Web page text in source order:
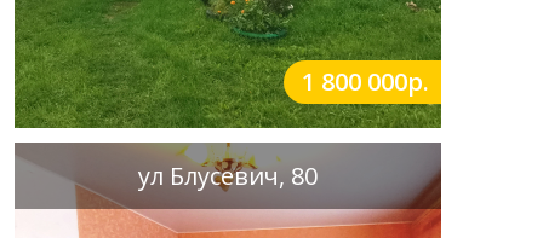
1 800 000р.
ул Блусевич, 80